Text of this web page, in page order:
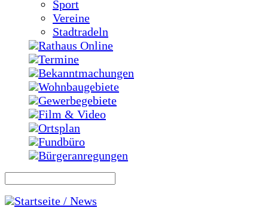
Sport
Vereine
Stadtradeln
Rathaus Online
Termine
Bekanntmachungen
Wohnbaugebiete
Gewerbegebiete
Film & Video
Ortsplan
Fundbüro
Bürgeranregungen
Startseite / News